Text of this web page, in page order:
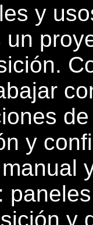
y
un
y
y